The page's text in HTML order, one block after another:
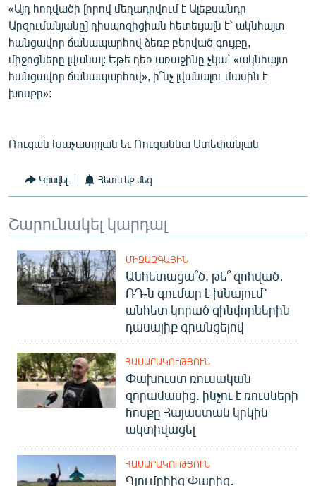
«Այդ հոդվածի [որով մեղադրվում է Ալեքսանդր
Արզումանյանը] դիսպոզիցիան հետեւյալն է` ակնհայտ
հանցավոր ճանապարհով ձեռք բերված գույքը,
միջոցները լվանալ: Եթե դեռ առաջինը չկա` «ակնհայտ
հանցավոր ճանապարհով», ի՞նչ լվանալու մասին է
խոսքը»:
Ռուզան Խաչատրյան եւ Ռուզաննա Ստեփանյան
Կիսվել Հետևեք մեզ
Շարունակել կարդալ
ՄԻՋԱԶԳԱՅԻՆ
Անհետացա՞ծ, թե՞ զոհված․
ՌԴ-ն գումար է խնայում՝
անհետ կորած զինվորներին
դասալիք գրանցելով
ՀԱՍԱՐԱԿՈՒԹՅՈՒՆ
Փախուստ ռուսական
զորամասից. ինչու է ռուսների
հոսքը Հայաստան կրկին
ակտիվացել
ՀԱՍԱՐԱԿՈՒԹՅՈՒՆ
Գյումրիից Փարիզ․